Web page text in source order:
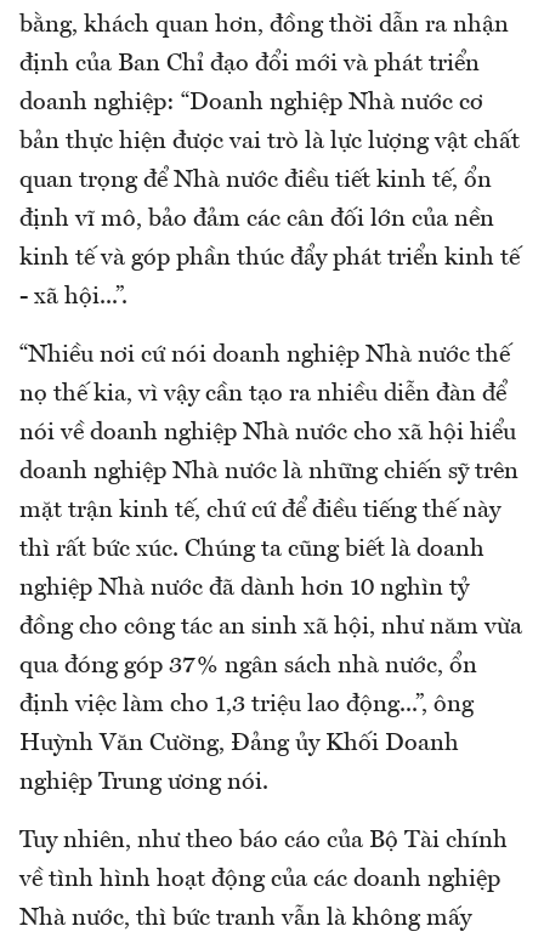
bằng, khách quan hơn, đồng thời dẫn ra nhận
định của Ban Chỉ đạo đổi mới và phát triển
doanh nghiệp: “Doanh nghiệp Nhà nước cơ
bản thực hiện được vai trò là lực lượng vật chất
quan trọng để Nhà nước điều tiết kinh tế, ổn
định vĩ mô, bảo đảm các cân đối lớn của nền
kinh tế và góp phần thúc đẩy phát triển kinh tế
- xã hội...”.
“Nhiều nơi cứ nói doanh nghiệp Nhà nước thế
nọ thế kia, vì vậy cần tạo ra nhiều diễn đàn để
nói về doanh nghiệp Nhà nước cho xã hội hiểu
doanh nghiệp Nhà nước là những chiến sỹ trên
mặt trận kinh tế, chứ cứ để điều tiếng thế này
thì rất bức xúc. Chúng ta cũng biết là doanh
nghiệp Nhà nước đã dành hơn 10 nghìn tỷ
đồng cho công tác an sinh xã hội, như năm vừa
qua đóng góp 37% ngân sách nhà nước, ổn
định việc làm cho 1,3 triệu lao động...”, ông
Huỳnh Văn Cường, Đảng ủy Khối Doanh
nghiệp Trung ương nói.
Tuy nhiên, như theo báo cáo của Bộ Tài chính
về tình hình hoạt động của các doanh nghiệp
Nhà nước, thì bức tranh vẫn là không mấy